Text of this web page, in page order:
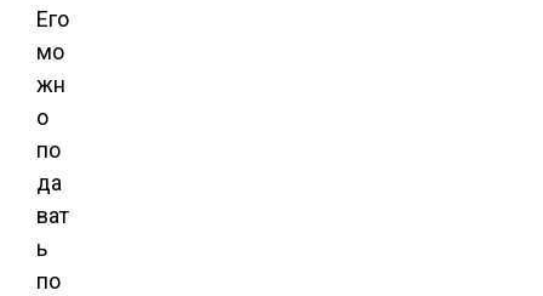
Его
мо
жн
о
по
да
ват
ь
по